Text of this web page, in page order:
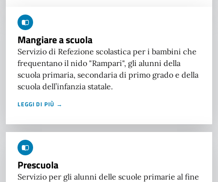
Mangiare a scuola
Servizio di Refezione scolastica per i bambini che
frequentano il nido "Rampari", gli alunni della
scuola primaria, secondaria di primo grado e della
scuola dell’infanzia statale.
LEGGI DI PIÙ →
Prescuola
Servizio per gli alunni delle scuole primarie al fine